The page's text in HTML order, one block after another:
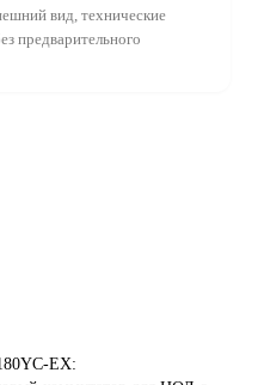
вид, технические
предварительного
EX: